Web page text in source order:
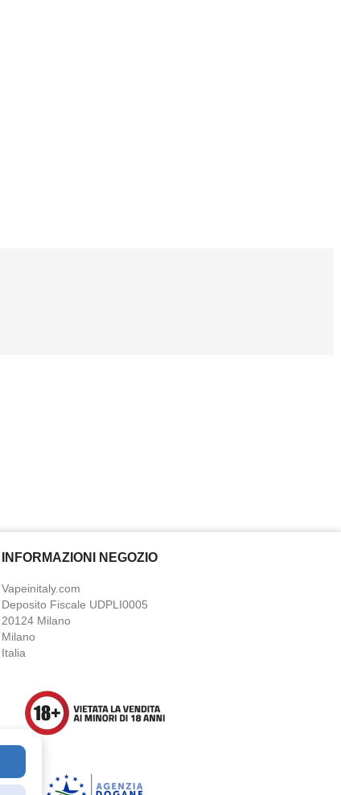
INFORMAZIONI NEGOZIO
Vapeinitaly.com
Deposito Fiscale UDPLI0005
20124 Milano
Milano
Italia